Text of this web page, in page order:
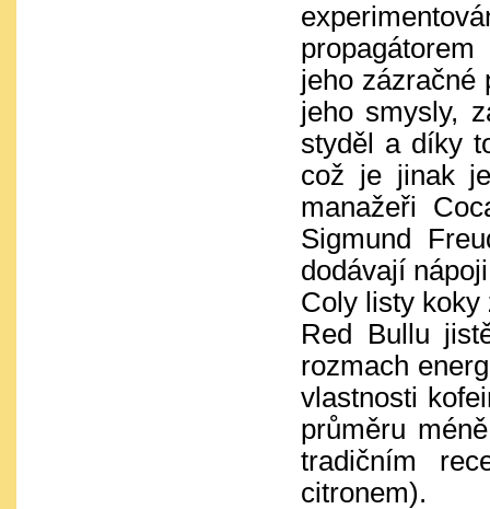
jeho zázračné
jeho smysly,
styděl a díky
což je jinak
manažeři
Sigmund
dodávají
Coly listy koky
Red Bullu
rozmach
vlastnosti
průměru
tradičním
citronem).